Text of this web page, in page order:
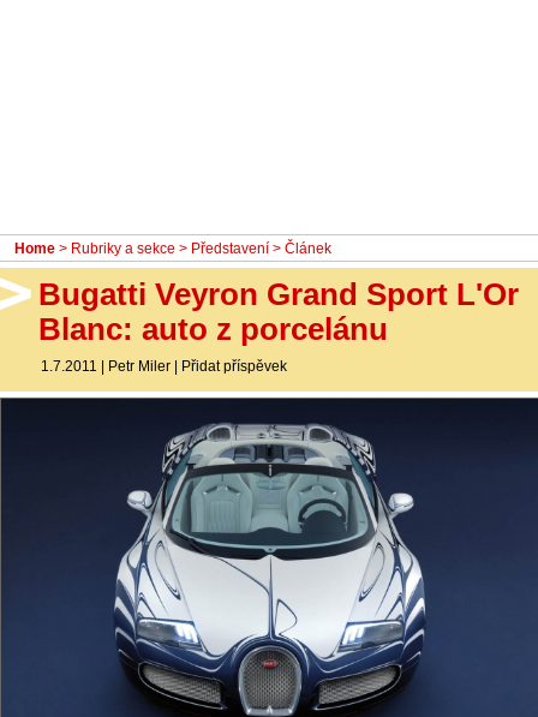
Home > Rubriky a sekce > Představení > Článek
Bugatti Veyron Grand Sport L'Or
Blanc: auto z porcelánu
1.7.2011 | Petr Miler | Přidat příspěvek